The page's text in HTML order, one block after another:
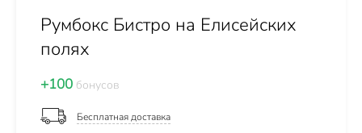
Румбокс Бистро на Елисейских
полях
+100 бонусов
Бесплатная доставка